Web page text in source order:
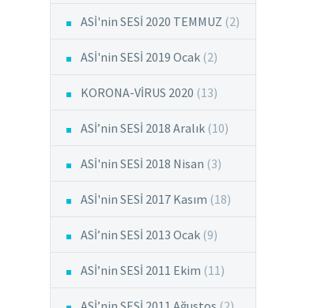
ASİ'nin SESİ 2020 TEMMUZ (2)
ASİ'nin SESİ 2019 Ocak (2)
KORONA-VİRUS 2020 (13)
ASİ’nin SESİ 2018 Aralık (10)
ASİ'nin SESİ 2018 Nisan (3)
ASİ'nin SESİ 2017 Kasım (18)
ASİ’nin SESİ 2013 Ocak (9)
ASİ’nin SESİ 2011 Ekim (11)